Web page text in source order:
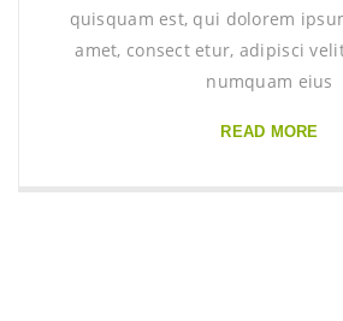
quisquam est, qui dolorem
amet, consect etur, adipisci
numquam eius
READ MORE